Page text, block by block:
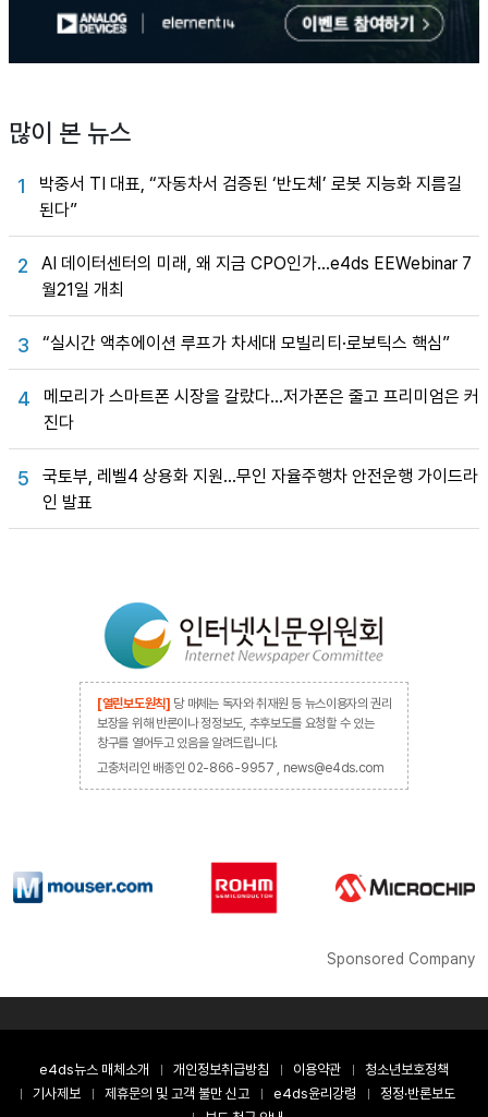
많이 본 뉴스
1
박중서 TI 대표, “자동차서 검증된 ‘반도체’ 로봇 지능화 지름길
된다”
2
AI 데이터센터의 미래, 왜 지금 CPO인가…e4ds EEWebinar 7
월21일 개최
3 “실시간 액추에이션 루프가 차세대 모빌리티·로보틱스 핵심”
4
메모리가 스마트폰 시장을 갈랐다…저가폰은 줄고 프리미엄은 커
진다
5
국토부, 레벨4 상용화 지원…무인 자율주행차 안전운행 가이드라
인 발표
[열린보도원칙] 당 매체는 독자와 취재원 등 뉴스이용자의 권리
보장을 위해 반론이나 정정보도, 추후보도를 요청할 수 있는
창구를 열어두고 있음을 알려드립니다.
고충처리인 배종인 02-866-9957 , news@e4ds.com
Sponsored Company
e4ds뉴스 매체소개 개인정보취급방침 이용약관
청소년보호정책
기사제보
제휴문의 및 고객 불만 신고 e4ds윤리강령
정정·반론보도